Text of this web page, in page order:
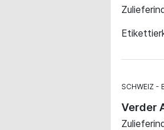
SCHWEIZ
Verder